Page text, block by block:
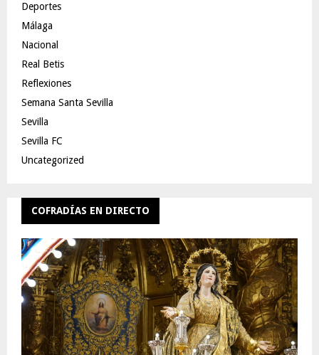
Deportes
Málaga
Nacional
Real Betis
Reflexiones
Semana Santa Sevilla
Sevilla
Sevilla FC
Uncategorized
COFRADÍAS EN DIRECTO